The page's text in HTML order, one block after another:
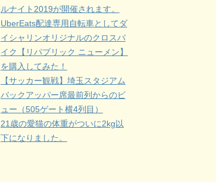
ルナイト2019が開催されます。
UberEats配達専用自転車としてダ
イシャリンオリジナルのクロスバ
イク【リパブリック ニューメン】
を購入してみた！
【サッカー観戦】埼玉スタジアム
バックアッパー席最前列からのビ
ュー（505ゲート横4列目）
21歳の愛猫の体重がついに2kg以
下になりました。